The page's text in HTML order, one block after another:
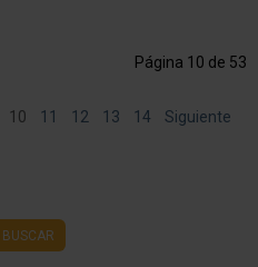
Página 10 de 53
10 11 12 13 14 Siguiente
BUSCAR